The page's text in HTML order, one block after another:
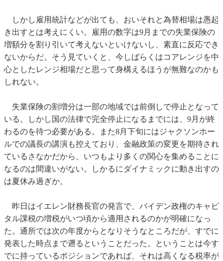
しかし雇用統計などが出ても、おいそれと為替相場は愚起
き出すとは考えにくい。雇用の数字は9月までの失業保険の
増額分を割り引いて考えないといけないし、素直に反応でき
ないからだ。そう見ていくと、今しばらくはコアレンジを中
心としたレンジ相場だと思って身構えるほうが無難なのかも
しれない。
失業保険の割増分は一部の地域では前倒しで停止となって
いる。しかし国の法律で完全停止になるまでには、9月が終
わるのを待つ必要がある。また8月下旬にはジャクソンホー
ルでの議長の講演も控えており、金融政策の変更を期待され
ているさなかだから、いつもより多くの関心を集めることに
なるのは間違いがない。しかるにダイナミックに動き出すの
は夏休み過ぎか。
昨日はイエレン財務長官の発言で、バイデン政権のキャピ
タル課税の増税がいつ頃から適用されるのかが明確になっ
た。通所では次の年度からとなりそうなところだが、すでに
発表した時点まで遡るということだった。ということは今す
でに持っているポジションであれば、それは高くなる税率が